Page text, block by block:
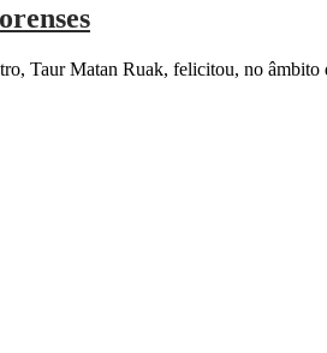
Taur Matan Ruak, felicitou, no âmbito